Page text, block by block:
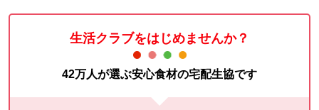
生活クラブをはじめませんか？
42万人が選ぶ安心食材の宅配生協です